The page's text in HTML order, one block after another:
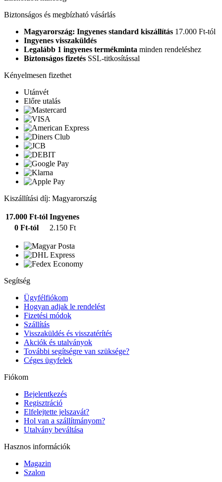
Biztonságos és megbízható vásárlás
Magyarország: Ingyenes standard kiszállítás 17.000 Ft-tól
Ingyenes visszaküldés
Legalább 1 ingyenes termékminta minden rendeléshez
Biztonságos fizetés SSL-titkosítással
Kényelmesen fizethet
Utánvét
Előre utalás
Kiszállítási díj: Magyarország
17.000 Ft-tól Ingyenes
0 Ft-tól
2.150 Ft
Segítség
Ügyfélfiókom
Hogyan adjak le rendelést
Fizetési módok
Szállítás
Visszaküldés és visszatérítés
Akciók és utalványok
További segítségre van szüksége?
Céges ügyfelek
Fiókom
Bejelentkezés
Regisztráció
Elfelejtette jelszavát?
Hol van a szállítmányom?
Utalvány beváltása
Hasznos információk
Magazin
Szalon